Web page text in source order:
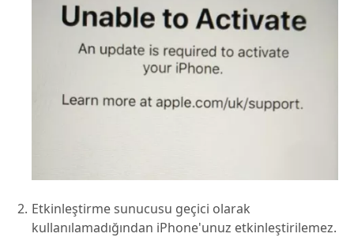
Etkinleştirme sunucusu geçici olarak
kullanılamadığından iPhone'unuz etkinleştirilemez.